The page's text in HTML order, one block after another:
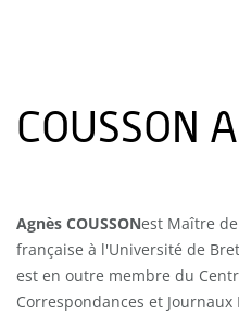
COUSSON
Agnès COUSSONest Maître
française à l'Université de
est en outre membre du
Correspondances et Journaux